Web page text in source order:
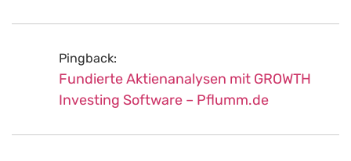
Pingback:
Fundierte Aktienanalysen mit GROWTH
Investing Software – Pflumm.de